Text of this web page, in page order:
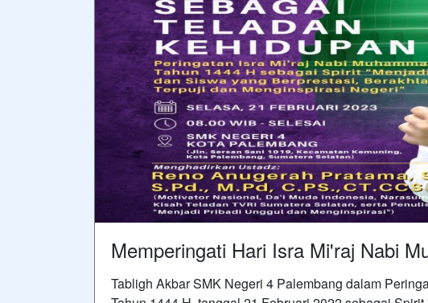
Memperingati Hari Isra Mi'raj Nabi
Tabligh Akbar SMK Negeri 4 Palembang dalam